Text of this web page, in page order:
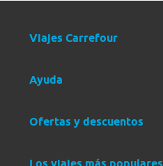
Viajes Carrefour
Ayuda
Ofertas y descuentos